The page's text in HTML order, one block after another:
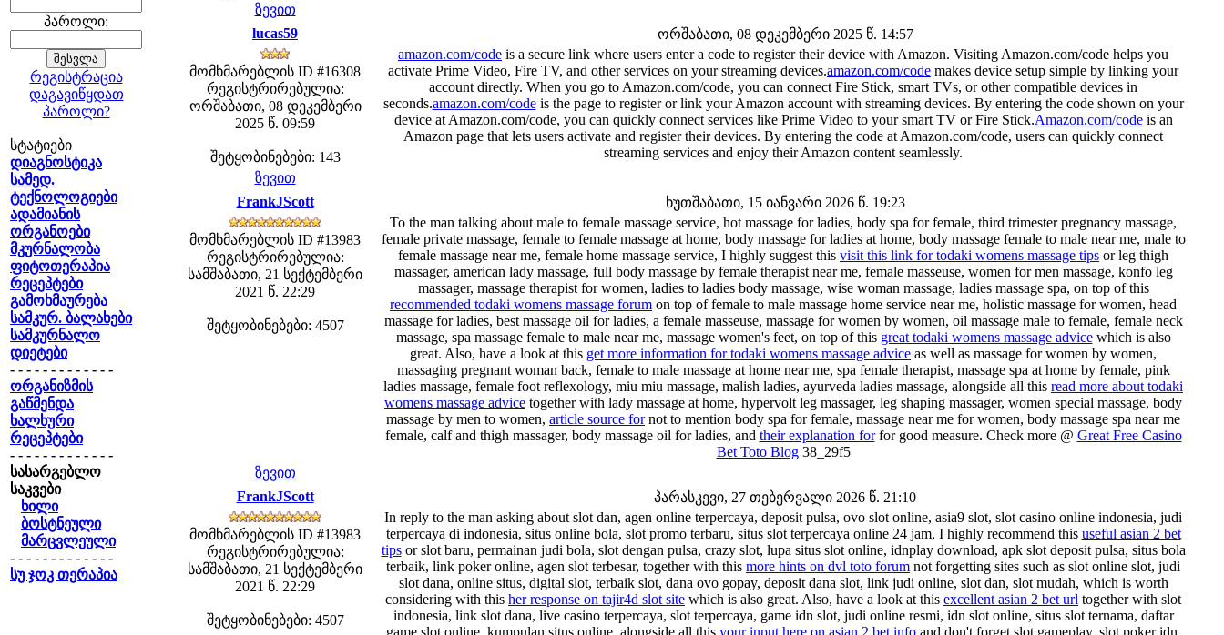
პაროლი:
რეგისტრაცია
დაგავიწყდათ
პაროლი?
სტატიები
დიაგნოსტიკა
სამედ.
ტექნოლოგიები
ადამიანის
ორგანოები
მკურნალობა
ფიტოთერაპია
რეცეპტები
გამოხმაურება
სამკურ. ბალახები
სამკურნალო
დიეტები
- - - - - - - - - - - - -
ორგანიზმის
გაწმენდა
ხალხური
რეცეპტები
- - - - - - - - - - - - -
სასარგებლო
საკვები
ხილი
ბოსტნეული
მარცვლეული
- - - - - - - - - - - - -
სუ ჯოკ თერაპია
ზევით
lucas59
ორშაბათი, 08 დეკემბერი 2025 წ. 14:57
მომხმარებლის ID #16308
რეგისტრირებულია:
ორშაბათი, 08 დეკემბერი
2025 წ. 09:59
შეტყობინებები: 143
amazon.com/code is a secure link where users enter a code to register their device with Amazon. Visiting Amazon.com/code helps you
activate Prime Video, Fire TV, and other services on your streaming devices.amazon.com/code makes device setup simple by linking your
account directly. When you go to Amazon.com/code, you can connect Fire Stick, smart TVs, or other compatible devices in
seconds.amazon.com/codeis the page to register or link your Amazon account with streaming devices. By entering the code shown on your
device at Amazon.com/code, you can quickly connect services like Prime Video to your smart TV or Fire Stick.Amazon.com/codeis an
Amazon page that lets users activate and register their devices. By entering the code at Amazon.com/code, users can quickly connect
streaming services and enjoy their Amazon content seamlessly.
ზევით
FrankJScott
ხუთშაბათი, 15 იანვარი 2026 წ. 19:23
მომხმარებლის ID #13983
რეგისტრირებულია:
სამშაბათი, 21 სექტემბერი
2021 წ. 22:29
შეტყობინებები: 4507
To the man talking about male to female massage service, hot massage for ladies, body spa for female, third trimester pregnancy massage,
female private massage, female to female massage at home, body massage for ladies at home, body massage female to male near me, male to
female massage near me, female home massage service, I highly suggest this visit this link for todaki womens massage tips or leg thigh
massager, american lady massage, full body massage by female therapist near me, female masseuse, women for men massage, konfo leg
massager, massage therapist for women, ladies to ladies body massage, wise woman massage, ladies massage spa, on top of this
recommended todaki womens massage forum on top of female to male massage home service near me, holistic massage for women, head
massage for ladies, best massage oil for ladies, a female masseuse, massage for women by women, oil massage male to female, female neck
massage, spa massage female to male near me, massage women's feet, on top of this great todaki womens massage advicewhich is also
great. Also, have a look at this get more information for todaki womens massage advice as well as massage for women by women,
massaging pregnant woman back, female to male massage at home near me, spa female therapist, massage spa at home by female, pink
ladies massage, female foot reflexology, miu miu massage, malish ladies, ayurveda ladies massage, alongside all this read more about todaki
womens massage advice together with lady massage at home, hypervolt leg massager, leg shaping massager, women special massage, body
massage by men to women, article source fornot to mention body spa for female, massage near me for women, body massage spa near me
female, calf and thigh massager, body massage oil for ladies, and their explanation forfor good measure. Check more @ Great Free Casino
Bet Toto Blog38_29f5
ზევით
FrankJScott
პარასკევი, 27 თებერვალი 2026 წ. 21:10
მომხმარებლის ID #13983
რეგისტრირებულია:
სამშაბათი, 21 სექტემბერი
2021 წ. 22:29
შეტყობინებები: 4507
In reply to the man asking about slot dan, agen online terpercaya, deposit pulsa, ovo slot online, asia9 slot, slot casino online indonesia, judi
terpercaya di indonesia, situs online bola, slot promo terbaru, situs slot terpercaya online 24 jam, I highly recommend this useful asian 2 bet
tipsor slot baru, permainan judi bola, slot dengan pulsa, crazy slot, lupa situs slot online, idnplay download, apk slot deposit pulsa, situs bola
terbaik, link poker online, agen slot terbesar, together with this more hints on dvl toto forum not forgetting sites such as slot online slot, judi
slot dana, online situs, digital slot, terbaik slot, dana ovo gopay, deposit dana slot, link judi online, slot dan, slot mudah, which is worth
considering with this her response on tajir4d slot site which is also great. Also, have a look at this excellent asian 2 bet url together with slot
indonesia, link slot dana, live casino terpercaya, slot terpercaya, game idn slot, judi online resmi, idn slot online, situs slot ternama, daftar
game slot online, kumpulan situs online, alongside all this your input here on asian 2 bet infoand don't forget slot gameplay, slot poker idn,